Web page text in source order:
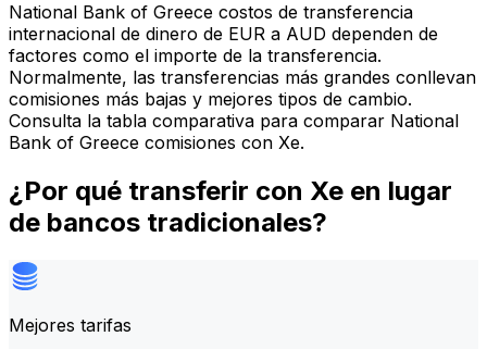
National Bank of Greece costos de transferencia
internacional de dinero de EUR a AUD dependen de
factores como el importe de la transferencia.
Normalmente, las transferencias más grandes conllevan
comisiones más bajas y mejores tipos de cambio.
Consulta la tabla comparativa para comparar National
Bank of Greece comisiones con Xe.
¿Por qué transferir con Xe en lugar
de bancos tradicionales?
Mejores tarifas